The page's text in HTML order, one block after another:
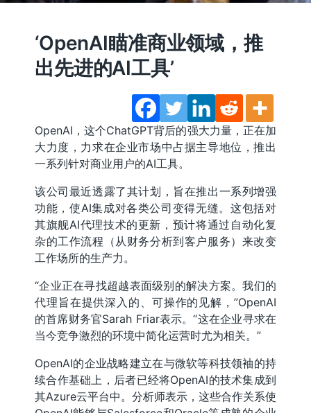
‘OpenAI瞄准商业领域，推
出先进的AI工具’
OpenAI，这个ChatGPT背后的强大力量，正在加
大力度，力求在企业市场中占据主导地位，推出
一系列针对商业用户的AI工具。
该公司最近透露了其计划，旨在推出一系列增强
功能，使AI集成对各类公司变得无缝。这包括对
其旗舰AI代理技术的更新，预计将通过自动化复
杂的工作流程（从财务分析到客户服务）来改变
工作场所的生产力。
“企业正在寻找超越表面级别的解决方案。我们的
代理旨在提供深入的、可操作的见解，”OpenAI
的首席财务官Sarah Friar表示。“这在企业寻求在
当今竞争激烈的环境中简化运营时尤为相关。”
OpenAI的企业战略建立在与微软等科技领袖的持
续合作基础上，后者已经将OpenAI的技术集成到
其Azure云平台中。分析师表示，这些合作关系使